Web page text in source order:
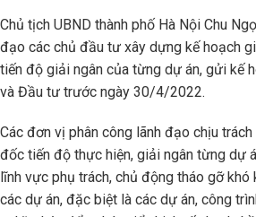
Chủ tịch UBND thành phố Hà Nội Chu
đạo các chủ đầu tư xây dựng kế hoạch
tiến độ giải ngân của từng dự án, gửi kế
và Đầu tư trước ngày 30/4/2022.
Các đơn vị phân công lãnh đạo chịu
đốc tiến độ thực hiện, giải ngân từng dự
lĩnh vực phụ trách, chủ động tháo gỡ
các dự án, đặc biệt là các dự án, công